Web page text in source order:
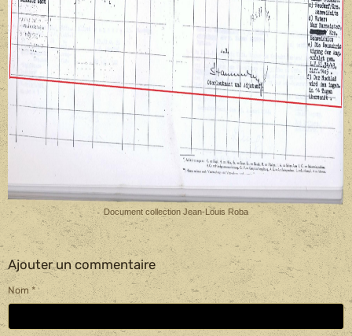
Document collection Jean-Louis Roba
Ajouter un commentaire
Nom